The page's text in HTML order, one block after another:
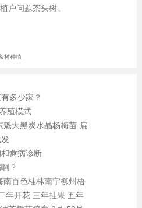
户问题茶头树。
树种植
多少家？
殖模式
魁大黑炭水晶杨梅苗-扁
禽病诊断
？
南百色桂林南宁柳州梧
年开花 三年挂果 五年